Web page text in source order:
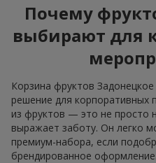
Почему
выбирают для
Корзина фруктов
решение для корпоративных
из фруктов — это не просто
выражает заботу. Он легко
премиум-набора, если
брендированное оформление.